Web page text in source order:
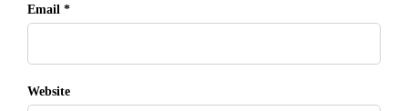
Email *
Website